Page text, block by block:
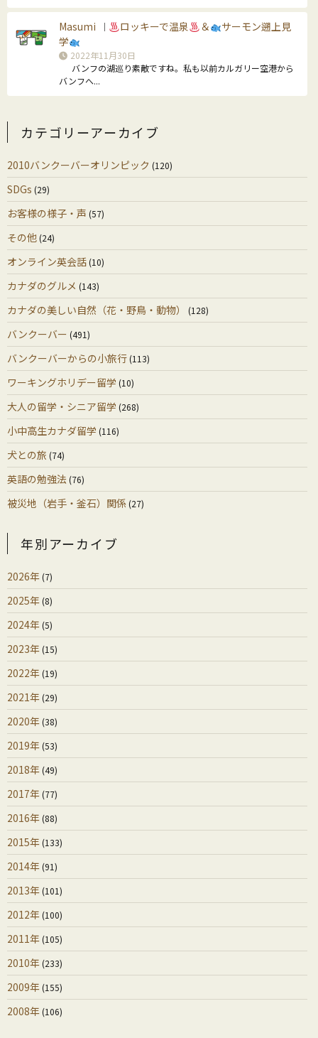
Masumi ｜ ロッキーで温泉 ＆
サーモン遡上見
学
2022年11月30日
バンフの湖巡り素敵ですね。私も以前カルガリー空港から
バンフへ...
カテゴリーアーカイブ
2010バンクーバーオリンピック (120)
SDGs (29)
お客様の様子・声 (57)
その他(24)
オンライン英会話(10)
カナダのグルメ (143)
カナダの美しい自然（花・野鳥・動物） (128)
バンクーバー (491)
バンクーバーからの小旅行(113)
ワーキングホリデー留学 (10)
大人の留学・シニア留学 (268)
小中高生カナダ留学 (116)
犬との旅 (74)
英語の勉強法 (76)
被災地（岩手・釜石）関係(27)
年別アーカイブ
2026年(7)
2025年(8)
2024年(5)
2023年(15)
2022年(19)
2021年(29)
2020年(38)
2019年(53)
2018年(49)
2017年(77)
2016年(88)
2015年(133)
2014年(91)
2013年(101)
2012年(100)
2011年(105)
2010年(233)
2009年(155)
2008年(106)